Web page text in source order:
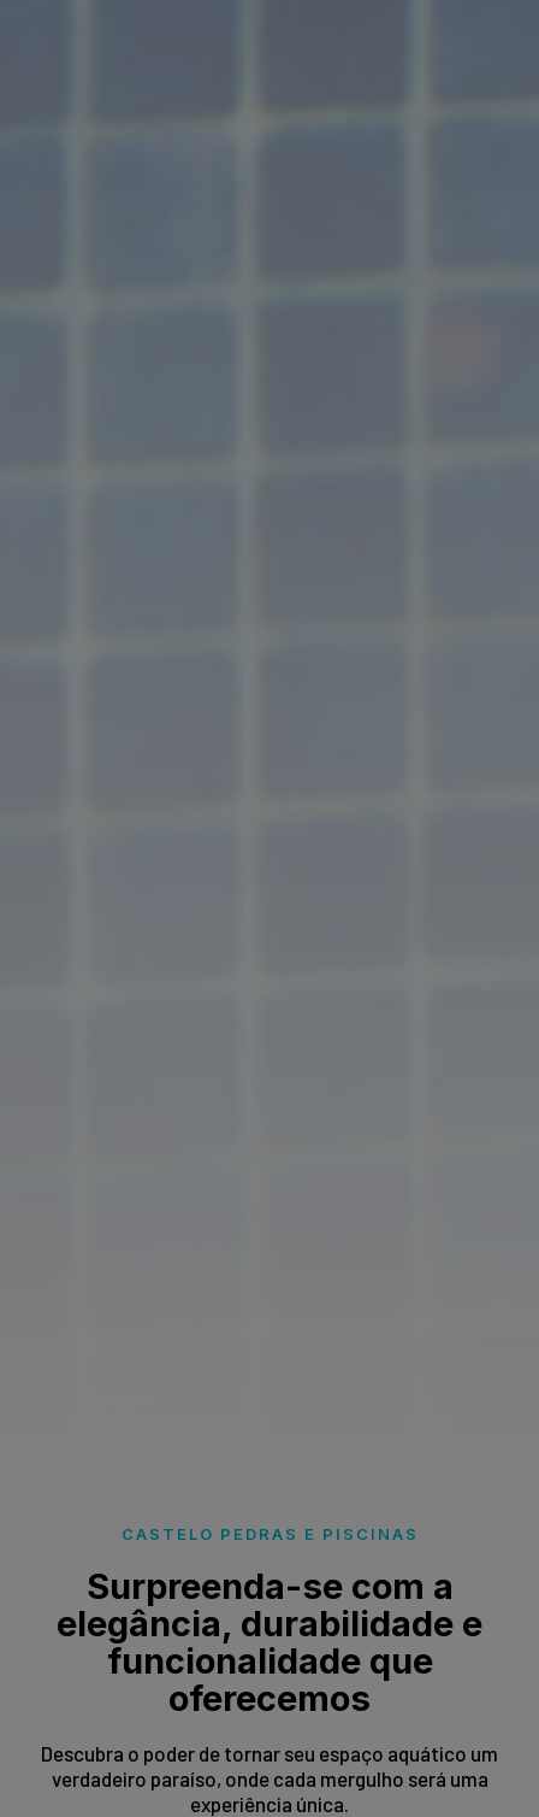
CASTELO PEDRAS E PISCINAS
Surpreenda-se com a
elegância, durabilidade e
funcionalidade que
oferecemos
Descubra o poder de tornar seu espaço aquático um
verdadeiro paraíso, onde cada mergulho será uma
experiência única.